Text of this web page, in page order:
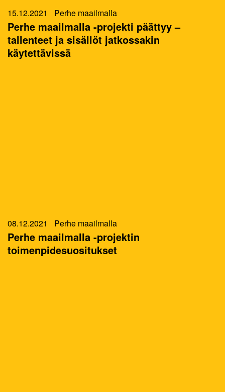
15.12.2021 Perhe maailmalla
Perhe maailmalla -projekti päättyy –
tallenteet ja sisällöt jatkossakin
käytettävissä
08.12.2021 Perhe maailmalla
Perhe maailmalla -projektin
toimenpidesuositukset